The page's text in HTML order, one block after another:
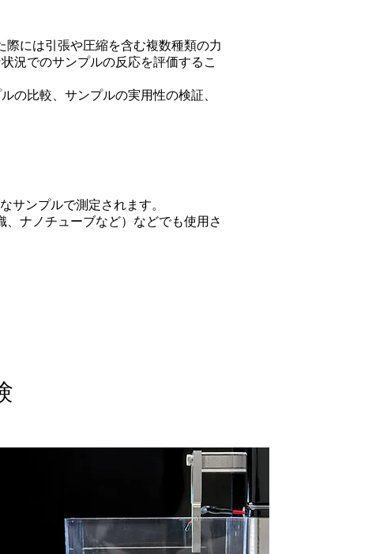
には引張や圧縮を含む複数種類の力
況でのサンプルの反応を評価するこ
の比較、サンプルの実用性の検証、
サンプルで測定されます。
ナノチューブなど）などでも使用さ